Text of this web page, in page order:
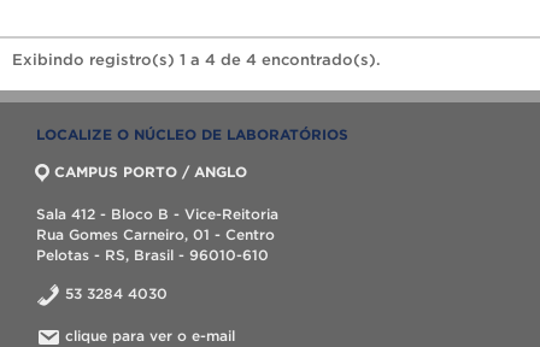
Exibindo registro(s) 1 a 4 de 4 encontrado(s).
LOCALIZE O NÚCLEO DE LABORATÓRIOS
CAMPUS PORTO / ANGLO
Sala 412 - Bloco B - Vice-Reitoria
Rua Gomes Carneiro, 01 - Centro
Pelotas - RS, Brasil - 96010-610
53 3284 4030
clique para ver o e-mail